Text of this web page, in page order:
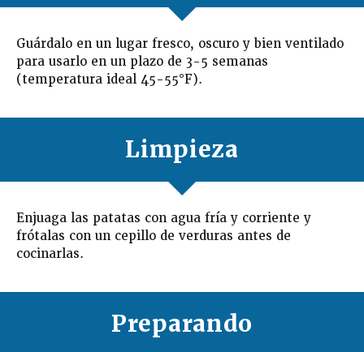
Guárdalo en un lugar fresco, oscuro y bien ventilado
para usarlo en un plazo de 3-5 semanas
(temperatura ideal 45-55°F).
Limpieza
Enjuaga las patatas con agua fría y corriente y
frótalas con un cepillo de verduras antes de
cocinarlas.
Preparando